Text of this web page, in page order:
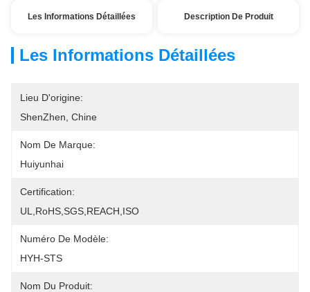
Les Informations Détaillées Description De Produit
Les Informations Détaillées
Lieu D'origine:
ShenZhen, Chine
Nom De Marque:
Huiyunhai
Certification:
UL,RoHS,SGS,REACH,ISO
Numéro De Modèle:
HYH-STS
Nom Du Produit: